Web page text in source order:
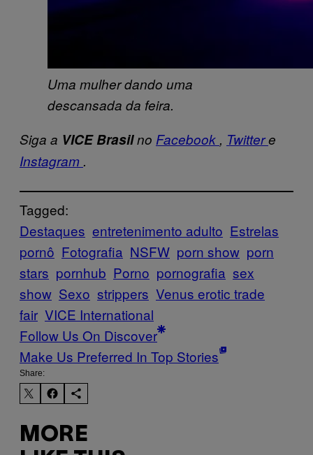
Uma mulher dando uma
descansada da feira.
Siga a VICE Brasilno Facebook , Twittere
Instagram .
Tagged:
Destaques entretenimento adulto Estrelas
pornô Fotografia NSFW porn show porn
stars pornhub Porno pornografia sex
show Sexo strippers Venus erotic trade
fair VICE International
Follow Us On Discover
Make Us Preferred In Top Stories
Share:
MORE